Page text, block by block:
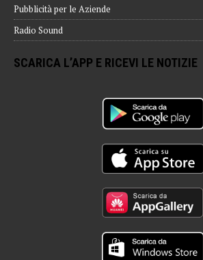
Pubblicità per le Aziende
Radio Sound
SCARICA L’APP E RICEVI LE NOTIZIE